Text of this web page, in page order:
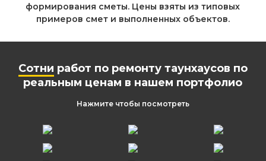
формирования сметы. Цены взяты из типовых
примеров смет и выполненных объектов.
Сотни работ по ремонту таунхаусов по
реальным ценам в нашем портфолио
Нажмите чтобы посмотреть